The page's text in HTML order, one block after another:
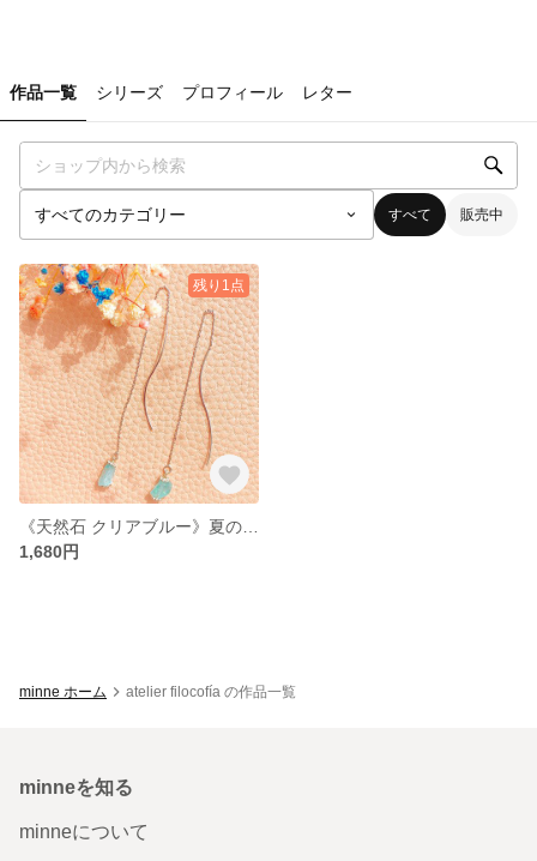
作品一覧 シリーズ プロフィール レター
すべて 販売中
残り1点
1,680円
minne ホーム atelier filocofía の作品一覧
minneを知る
minneについて